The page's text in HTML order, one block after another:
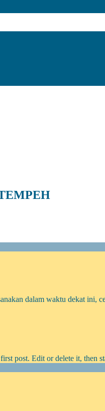
dalam waktu dekat ini,
post. Edit or delete it, then